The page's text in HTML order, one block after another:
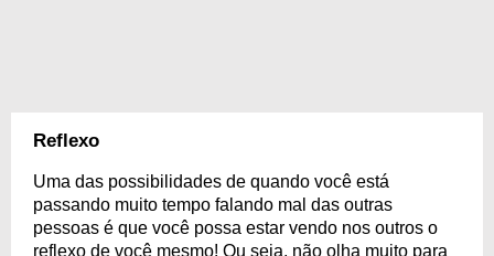
Reflexo
Uma das possibilidades de quando você está
passando muito tempo falando mal das outras
pessoas é que você possa estar vendo nos outros o
reflexo de você mesmo! Ou seja, não olha muito para